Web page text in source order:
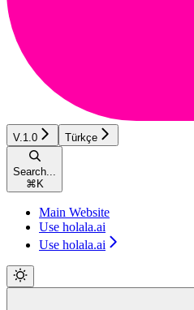
V.1.0 Türkçe
Search...
⌘ K
Main Website
Use holala.ai
Use holala.ai